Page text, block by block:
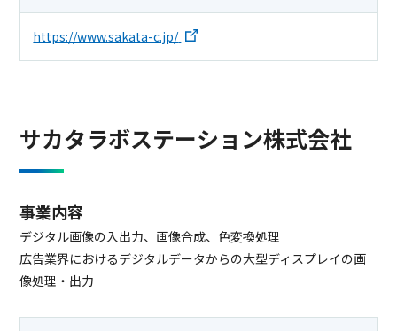
https://www.sakata-c.jp/
サカタラボステーション株式会社
事業内容
デジタル画像の入出力、画像合成、色変換処理
広告業界におけるデジタルデータからの大型ディスプレイの画
像処理・出力